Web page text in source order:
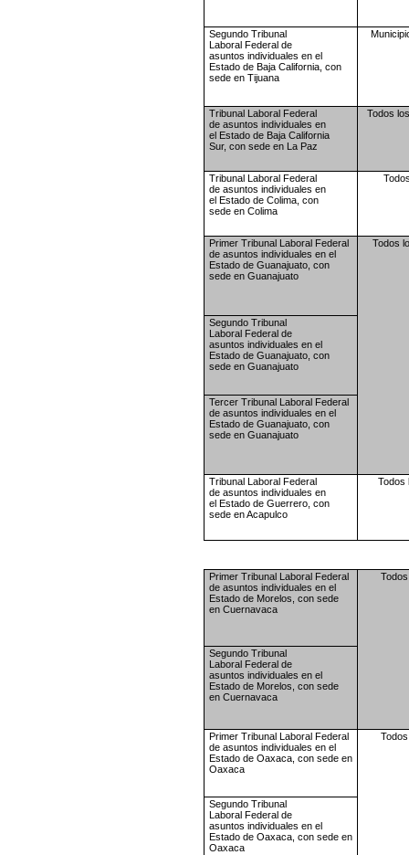
Segundo Tribunal
Laboral Federal de
asuntos individuales en el
Estado de Baja California, con
sede en Tijuana
Tribunal Laboral Federal
de asuntos individuales en
el Estado de Baja California
Sur, con sede en La Paz
Todos
Tribunal Laboral Federal
de asuntos individuales en
el Estado de Colima, con
sede en Colima
Primer Tribunal Laboral Federal
de asuntos individuales en el
Estado de Guanajuato, con
sede en Guanajuato
Todos
Segundo Tribunal
Laboral Federal de
asuntos individuales en el
Estado de Guanajuato, con
sede en Guanajuato
Tercer Tribunal Laboral Federal
de asuntos individuales en el
Estado de Guanajuato, con
sede en Guanajuato
Tribunal Laboral Federal
de asuntos individuales en
el Estado de Guerrero, con
sede en Acapulco
Todos
Primer Tribunal Laboral Federal
de asuntos individuales en el
Estado de Morelos, con sede
en Cuernavaca
Segundo Tribunal
Laboral Federal de
asuntos individuales en el
Estado de Morelos, con sede
en Cuernavaca
Primer Tribunal Laboral Federal
de asuntos individuales en el
Estado de Oaxaca, con sede en
Oaxaca
Segundo Tribunal
Laboral Federal de
asuntos individuales en el
Estado de Oaxaca, con sede en
Oaxaca